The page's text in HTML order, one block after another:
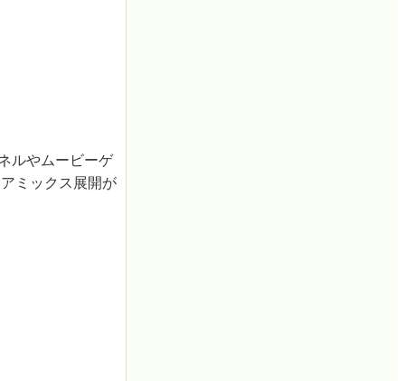
ルやムービーゲ
ミックス展開が